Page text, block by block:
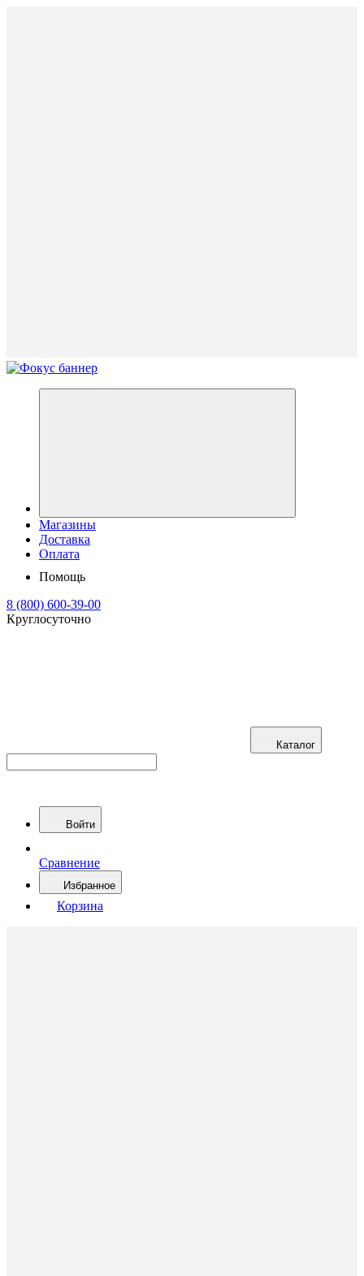
Магазины
Доставка
Оплата
Помощь
8 (800) 600-39-00
Круглосуточно
Каталог
Войти
Сравнение
Избранное
Корзина